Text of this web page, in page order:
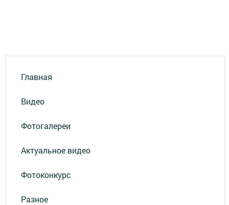
Главная
Видео
Фотогалереи
Актуальное видео
Фотоконкурс
Разное